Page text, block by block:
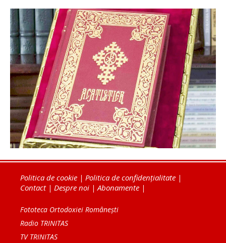
Politica de cookie | Politica de confidențialitate |
Contact| Despre noi | Abonamente |
Fototeca Ortodoxiei Românești
Radio TRINITAS
TV TRINITAS